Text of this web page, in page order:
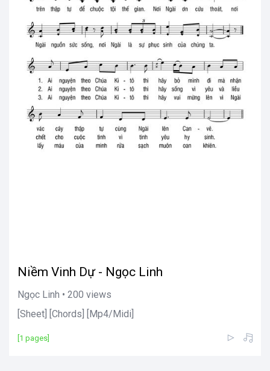
Niềm Vinh Dự - Ngọc Linh
Ngọc Linh • 200 views
[Sheet] [Chords] [Mp4/Midi]
[1 pages]